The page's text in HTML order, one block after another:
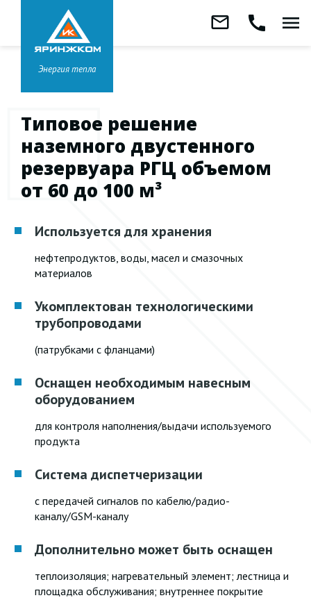
Заказать
Звонок бесплатный
8 800 333-99-01
Головной офис вЯрославле
+7 (4852) 67-96-00
Энергия тепла
mail_outline call menu
Типовое решение
наземного двустенного
резервуара РГЦ объемом
от 60 до 100 м³
Используется для хранения
нефтепродуктов, воды, масел и смазочных
материалов
Укомплектован технологическими
трубопроводами
(патрубками с фланцами)
Оснащен необходимым навесным
оборудованием
для контроля наполнения/выдачи используемого
продукта
Система диспетчеризации
с передачей сигналов по кабелю/радио-
каналу/GSM-каналу
Дополнительно может быть оснащен
теплоизоляция; нагревательный элемент; лестница и
площадка обслуживания; внутреннее покрытие